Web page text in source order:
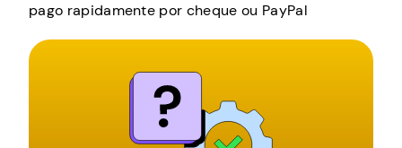
pago rapidamente por cheque ou PayPal